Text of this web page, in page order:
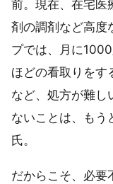
前。現在、在宅医
剤の調剤など高度
プでは、月に
ほどの看取りをす
など、処方が難し
ないことは、もう
氏。
だからこそ、必要